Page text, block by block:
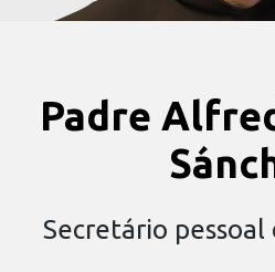
Padre
Secretário pessoal